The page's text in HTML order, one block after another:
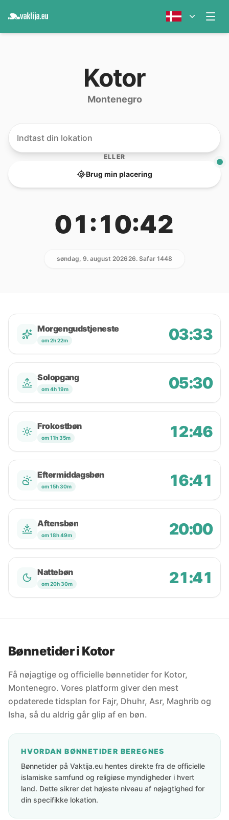
Kotor
Montenegro
ELLER
Brug min placering
01:10:42
søndag, 9. august 202626. Safar 1448
Morgengudstjeneste
om 2h 22m 03:33
Solopgang
om 4h 19m 05:30
Frokostbøn
om 11h 35m 12:46
Eftermiddagsbøn
om 15h 30m 16:41
Aftensbøn
om 18h 49m 20:00
Nattebøn
om 20h 30m 21:41
Bønnetider i Kotor
Få nøjagtige og officielle bønnetider for Kotor,
Montenegro. Vores platform giver den mest
opdaterede tidsplan for Fajr, Dhuhr, Asr, Maghrib og
Isha, så du aldrig går glip af en bøn.
HVORDAN BØNNETIDER BEREGNES
Bønnetider på Vaktija.eu hentes direkte fra de officielle
islamiske samfund og religiøse myndigheder i hvert
land. Dette sikrer det højeste niveau af nøjagtighed for
din specifikke lokation.